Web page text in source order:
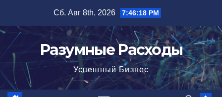
содержимому
Сб. Авг 8th, 2026 7:46:19 PM
Разумные Расходы
Успешный Бизнес